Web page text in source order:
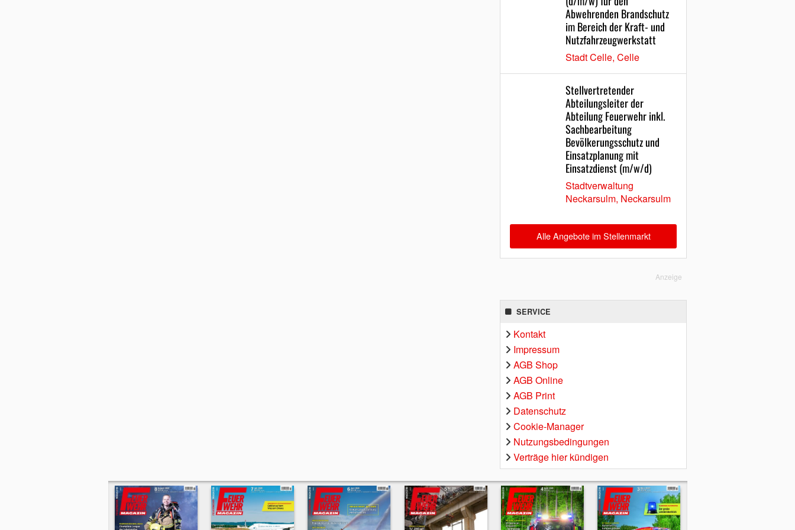
Abwehrenden Brandschutz
im Bereich der Kraft- und
Nutzfahrzeugwerkstatt
Stadt Celle, Celle
Stellvertretender
Abteilungsleiter der
Abteilung Feuerwehr inkl.
Sachbearbeitung
Bevölkerungsschutz und
Einsatzplanung mit
Einsatzdienst (m/w/d)
Stadtverwaltung
Neckarsulm, Neckarsulm
Alle Angebote im Stellenmarkt
Anzeige
SERVICE
Kontakt
Impressum
AGB Shop
AGB Online
AGB Print
Datenschutz
Cookie-Manager
Nutzungsbedingungen
Verträge hier kündigen